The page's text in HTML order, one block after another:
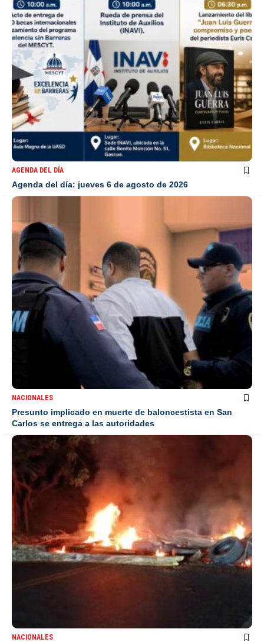
AGENDA DEL DÍA
Agenda del día: jueves 6 de agosto de 2026
NACIONALES
Presunto implicado en muerte de baloncestista en San
Carlos se entrega a las autoridades
NACIONALES